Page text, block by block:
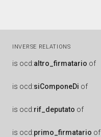
INVERSE RELATIONS
is ocd:altro_firmatario of
is ocd:siComponeDi of
is ocd:rif_deputato of
is ocd:primo_firmatario of